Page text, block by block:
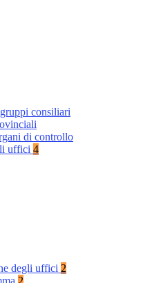
consiliari
di controllo
uffici 4
degli uffici 2